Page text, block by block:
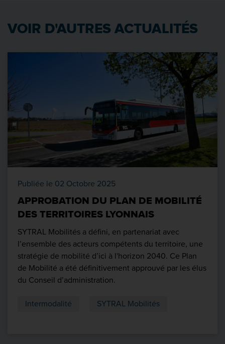
VOIR D'AUTRES ACTUALITÉS
Publiée le 02 Octobre 2025
APPROBATION DU PLAN DE MOBILITÉ
DES TERRITOIRES LYONNAIS
SYTRAL Mobilités a défini, en partenariat avec
l’ensemble des acteurs compétents du territoire, une
stratégie de mobilité d’ici à l'horizon 2040. Ce Plan
de Mobilité a été définitivement approuvé par les élus
du Conseil d’administration.
Intermodalité SYTRAL Mobilités